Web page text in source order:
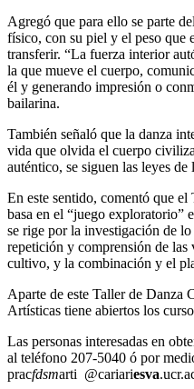
Agregó que para ello se parte
físico, con su piel y el peso que
transferir. “La fuerza interior
la que mueve el cuerpo,
él y generando impresión o
bailarina.
También señaló que la danza
vida que olvida el cuerpo
auténtico, se siguen las leyes de
En este sentido, comentó que
basa en el “juego exploratorio”
se rige por la investigación de
repetición y comprensión de las
cultivo, y la combinación y el
Aparte de este Taller de Danza
Artísticas tiene abiertos los
Las personas interesadas en
al teléfono 207-5040 ó por
pracfdsmarti @cariariesva